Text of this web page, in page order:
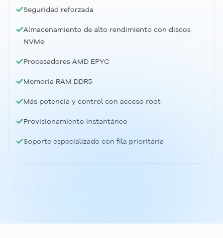
Seguridad reforzada
Almacenamiento de alto rendimiento con discos
NVMe
Procesadores AMD EPYC
Memoria RAM DDR5
Más potencia y control con acceso root
Provisionamiento instantáneo
Soporte especializado con fila prioritária